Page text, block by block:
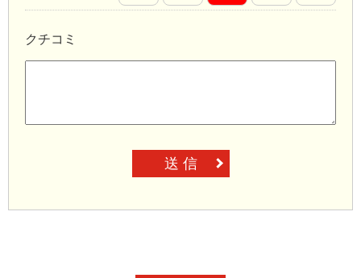
クチコミ
送 信